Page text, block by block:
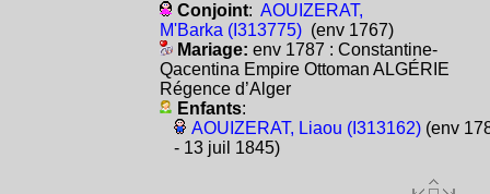
Conjoint: AOUIZERAT,
M'Barka (I313775)(env 1767)
Mariage: env 1787 : Constantine-
Qacentina Empire Ottoman ALGÉRIE
Régence d’Alger
Enfants:
AOUIZERAT, Liaou (I313162)(env
- 13 juil 1845)